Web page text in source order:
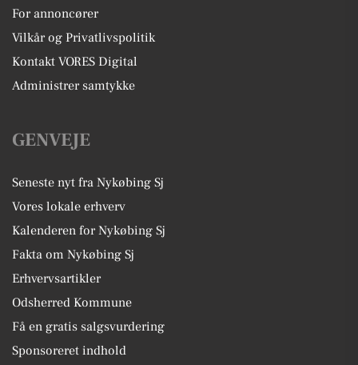
For annoncører
Vilkår og Privatlivspolitik
Kontakt VORES Digital
Administrer samtykke
GENVEJE
Seneste nyt fra Nykøbing Sj
Vores lokale erhverv
Kalenderen for Nykøbing Sj
Fakta om Nykøbing Sj
Erhvervsartikler
Odsherred Kommune
Få en gratis salgsvurdering
Sponsoreret indhold